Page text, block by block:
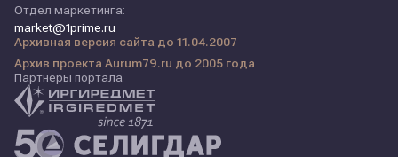
Отдел маркетинга:
market@1prime.ru
Архивная версия сайта до 11.04.2007
Архив проекта Aurum79.ru до 2005 года
Партнеры портала